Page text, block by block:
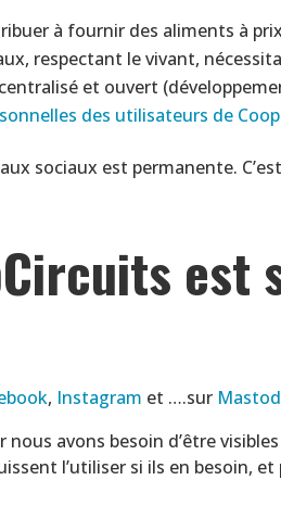
à fournir des aliments à
respectant le vivant,
et ouvert
des utilisateurs de
sociaux est permanente.
est
, Instagram et ….sur
nous avons besoin d’être
l’utiliser si ils en besoin,